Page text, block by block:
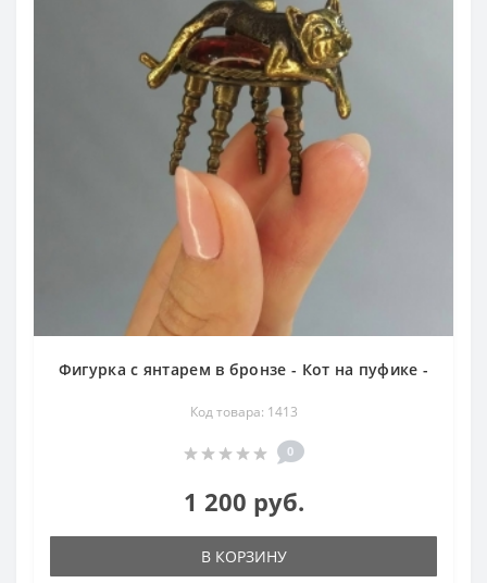
Фигурка с янтарем в бронзе - Кот на пуфике -
Код товара: 1413
0
1 200 руб.
В КОРЗИНУ